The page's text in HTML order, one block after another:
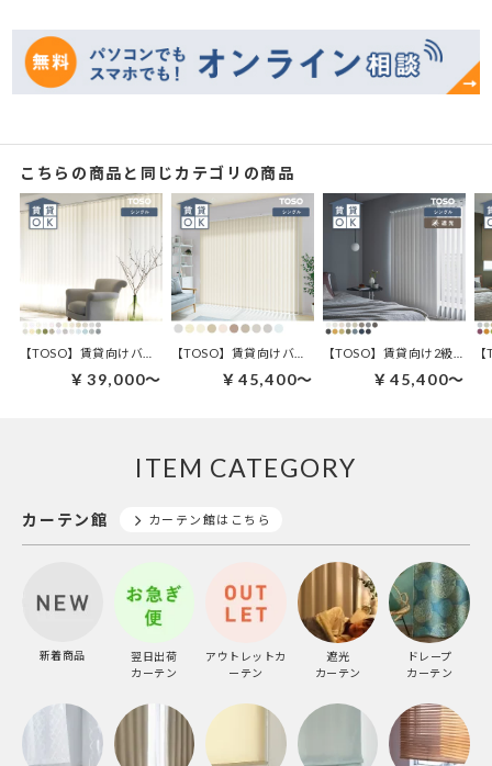
こちらの商品と同じカテゴリの商品
￥39,000～ ￥45,400～ ￥45,400～
ITEM CATEGORY
カーテン館 カーテン館はこちら
新着商品
翌日出荷
カーテン
アウトレットカ
ーテン
遮光
カーテン
ドレープ
カーテン